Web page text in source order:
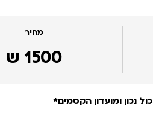
מחיר
1500 ש
נכון ומועדון הקסמים*